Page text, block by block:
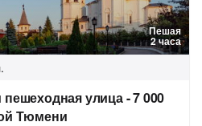
Пешая
2 часа
улица - 7 000
Тюмени